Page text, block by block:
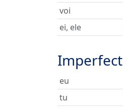
voi
ei, ele
Imperfect
eu
tu